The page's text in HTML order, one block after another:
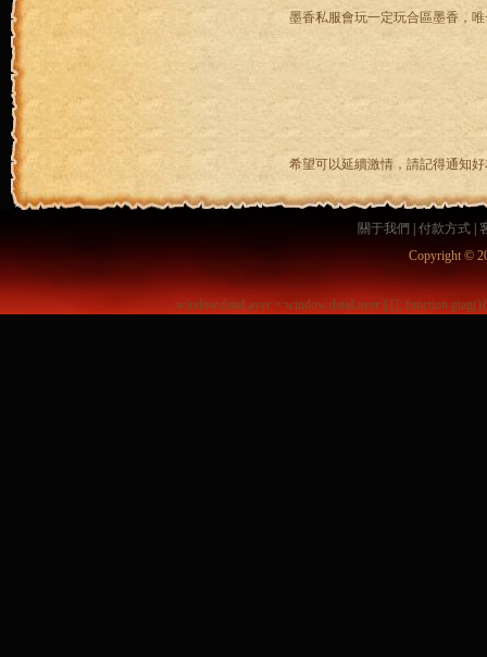
墨香私服會玩一定玩合區墨香，
希望可以延續激情，請記得通知
關于我們 付款方式
Copyright ©
window.dataLayer = window.dataLayer || []; function